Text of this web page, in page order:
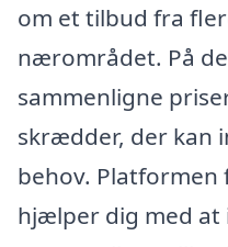
om et tilbud fra
nærområdet. På
sammenligne
skrædder, der kan
behov.
hjælper dig med at